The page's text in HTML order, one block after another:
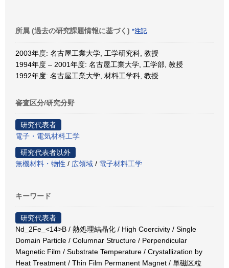
所属 (過去の研究課題情報に基づく) *注記
2003年度: 名古屋工業大学, 工学研究科, 教授
1994年度 – 2001年度: 名古屋工業大学, 工学部, 教授
1992年度: 名古屋工業大学, 材料工学科, 教授
審査区分/研究分野
研究代表者
電子・電気材料工学
研究代表者以外
無機材料・物性 / 広領域 / 電子材料工学
キーワード
研究代表者
Nd_2Fe_<14>B / 熱処理結晶化 / High Coercivity / Single
Domain Particle / Columnar Structure / Perpendicular
Magnetic Film / Substrate Temperature / Crystallization by
Heat Treatment / Thin Film Permanent Magnet / 単磁区粒